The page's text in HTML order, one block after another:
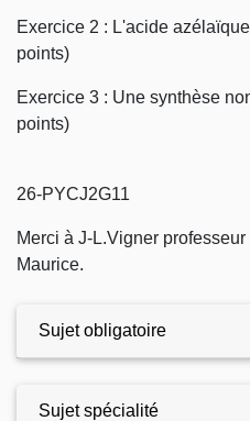
Exercice 2 : L'acide
points)
Exercice 3 : Une synthèse
points)
26-PYCJ2G11
Merci à J-L.Vigner
Maurice.
Sujet obligatoire
Sujet spécialité